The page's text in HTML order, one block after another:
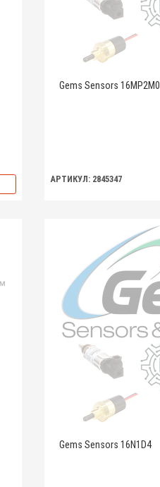
Gems Sensors 16MP2M0
АРТИКУЛ: 2845347
Gems Sensors 16N1D4